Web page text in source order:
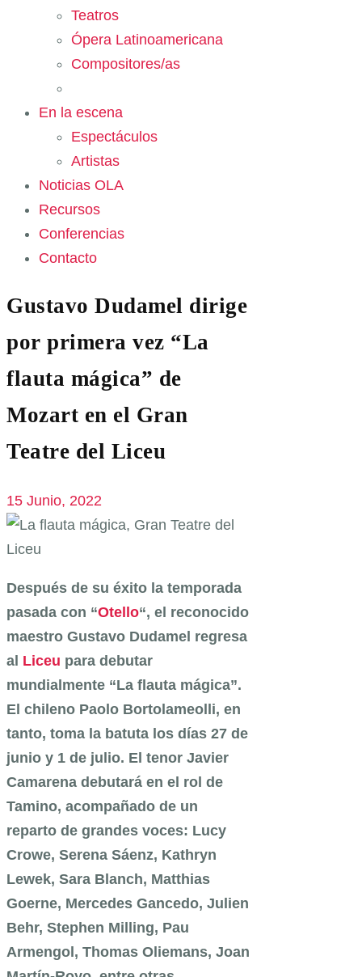
Teatros
Ópera Latinoamericana
Compositores/as
En la escena
Espectáculos
Artistas
Noticias OLA
Recursos
Conferencias
Contacto
Gustavo Dudamel dirige
por primera vez “La
flauta mágica” de
Mozart en el Gran
Teatre del Liceu
15 Junio, 2022
Después de su éxito la temporada
pasada con “Otello“, el reconocido
maestro Gustavo Dudamel regresa
al Liceu para debutar
mundialmente “La flauta mágica”.
El chileno Paolo Bortolameolli, en
tanto, toma la batuta los días 27 de
junio y 1 de julio. El tenor Javier
Camarena debutará en el rol de
Tamino, acompañado de un
reparto de grandes voces: Lucy
Crowe, Serena Sáenz, Kathryn
Lewek, Sara Blanch, Matthias
Goerne, Mercedes Gancedo, Julien
Behr, Stephen Milling, Pau
Armengol, Thomas Oliemans, Joan